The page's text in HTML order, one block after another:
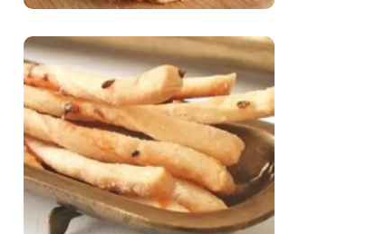
Comer Bem:
Palitinhos De Cebola
E Salsa